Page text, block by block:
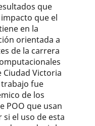
que
que el
en la
orientada a
de la carre­ra
Victoria
tra­bajo fue
de los
POO que usan
si el uso de esta